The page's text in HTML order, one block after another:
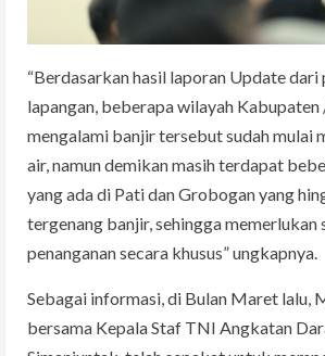
“Berdasarkan hasil laporan Update dari
lapangan, beberapa wilayah
mengalami banjir tersebut sudah mulai
air, namun demikan masih terdapat
yang ada di Pati dan Grobogan yang
tergenang banjir, sehingga memerlukan
penanganan secara khusus” ungkapnya.
Sebagai informasi, di Bulan Maret lalu,
bersama Kepala Staf TNI Angkatan